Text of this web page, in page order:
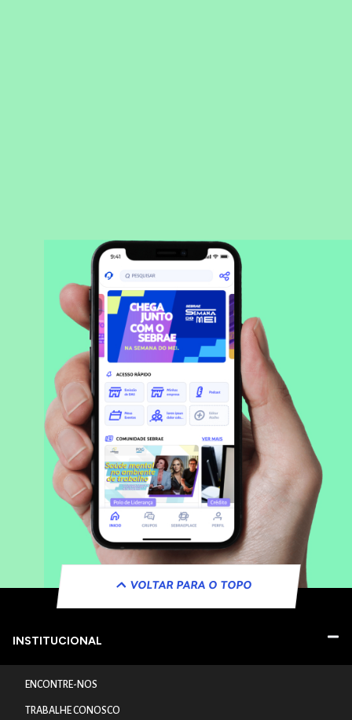
VOLTAR PARA O TOPO
INSTITUCIONAL
ENCONTRE-NOS
TRABALHE CONOSCO